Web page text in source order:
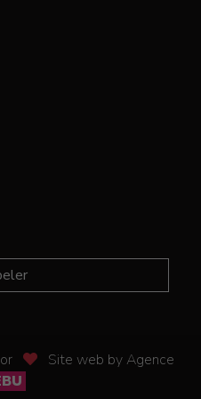
Site web by Agence